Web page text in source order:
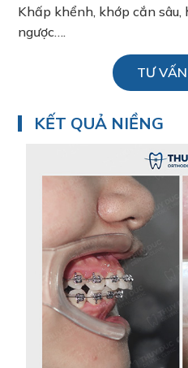
Khấp khểnh, khớp cắn sâu,
ngược….
TƯ
KẾT QUẢ NIỀNG